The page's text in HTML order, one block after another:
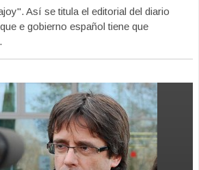
Así se titula el editorial del diario
e gobierno español tiene que